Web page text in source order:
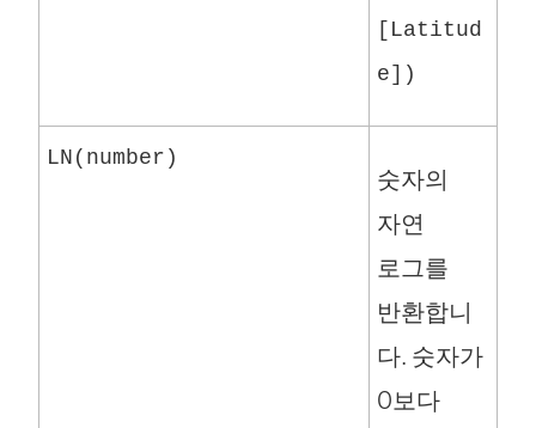
[Latitud
e])
LN(number)
숫자의
자연
로그를
반환합니
다. 숫자가
0보다